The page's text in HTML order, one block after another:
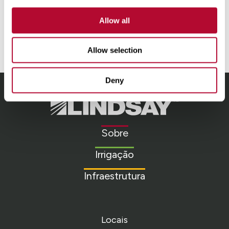
Allow all
Allow selection
Deny
Lindsay.
Link
Sobre
Irrigação
Infraestrutura
Locais